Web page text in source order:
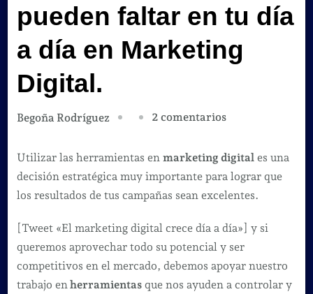
pueden faltar en tu día
a día en Marketing
Digital.
Begoña Rodríguez 2 comentariosen
herramientas
que
no
faltar
en
tu
día
Utilizar las herramientas en marketing digitales una
decisión estratégica muy importante para lograr que
los resultados de tus campañas sean excelentes.
[Tweet «El marketing digital crece día a día»] y si
queremos aprovechar todo su potencial y ser
competitivos en el mercado, debemos apoyar nuestro
trabajo enherramientasque nos ayuden a controlar y